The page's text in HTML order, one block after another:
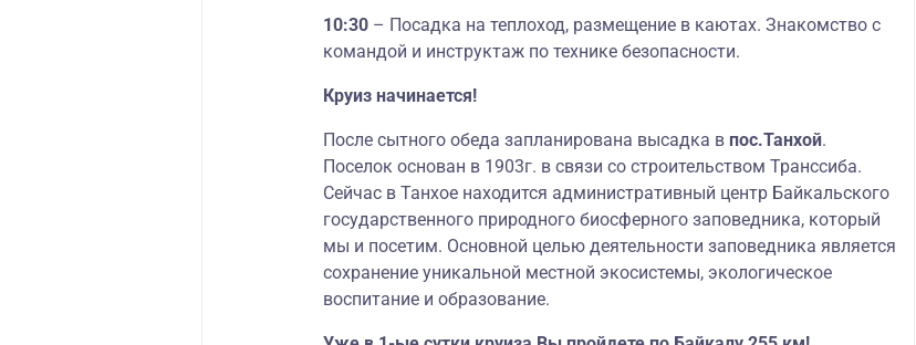
10:30 – Посадка на теплоход, размещение в каютах. Знакомство с
командой и инструктаж по технике безопасности.
Круиз начинается!
После сытного обеда запланирована высадка в пос.Танхой.
Поселок основан в 1903г. в связи со строительством Транссиба.
Сейчас в Танхое находится административный центр Байкальского
государственного природного биосферного заповедника, который
мы и посетим. Основной целью деятельности заповедника является
сохранение уникальной местной экосистемы, экологическое
воспитание и образование.